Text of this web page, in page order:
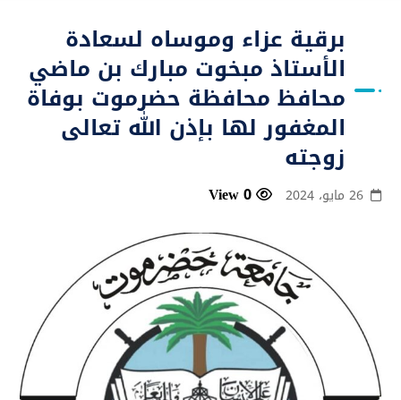
برقية عزاء وموساه لسعادة
الأستاذ مبخوت مبارك بن ماضي
محافظ محافظة حضرموت بوفاة
المغفور لها بإذن الله تعالى
زوجته
26 مايو، 2024 0 View